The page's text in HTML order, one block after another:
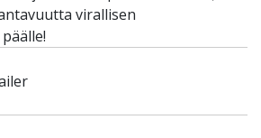
virallisen